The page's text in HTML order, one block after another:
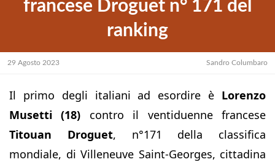
francese Droguet n° 171 del
ranking
29 Agosto 2023 Sandro Columbaro
Il primo degli italiani ad esordire è Lorenzo
Musetti (18) contro il ventiduenne francese
Titouan Droguet, n°171 della classifica
mondiale, di Villeneuve Saint-Georges, cittadina